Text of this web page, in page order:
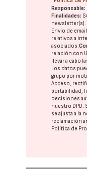
Responsable:
Finalidades:
newsletter(s).
Envío de
relativos a
asociados.
relación con
llevar a cabo
Los datos
grupo por
Acceso,
portabilidad,
decisiones
nuestro DPD.
se ajusta a la
reclamación
Política de